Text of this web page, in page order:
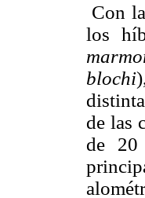
Con
los
blochi
de las
de 20